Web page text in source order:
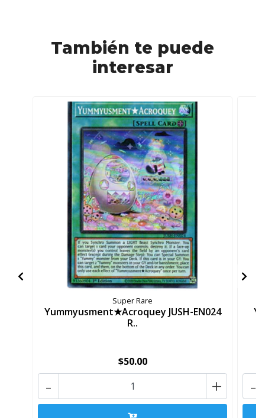
También te puede
interesar
Super Rare
Yummyusment★Acroquey JUSH-EN024
R..
$50.00
+
- -